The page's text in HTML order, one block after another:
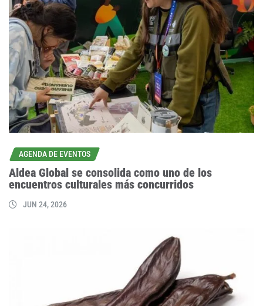
AGENDA DE EVENTOS
Aldea Global se consolida como uno de los
encuentros culturales más concurridos
JUN 24, 2026